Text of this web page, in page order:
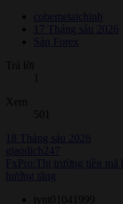
cobemetaichinh
17 Tháng sáu 2026
Sàn Forex
Trả lời
Xem
501
18 Tháng sáu 2026
giaodich247
FxPro:Thị trường tiền mã
hướng tăng
tynt01041999